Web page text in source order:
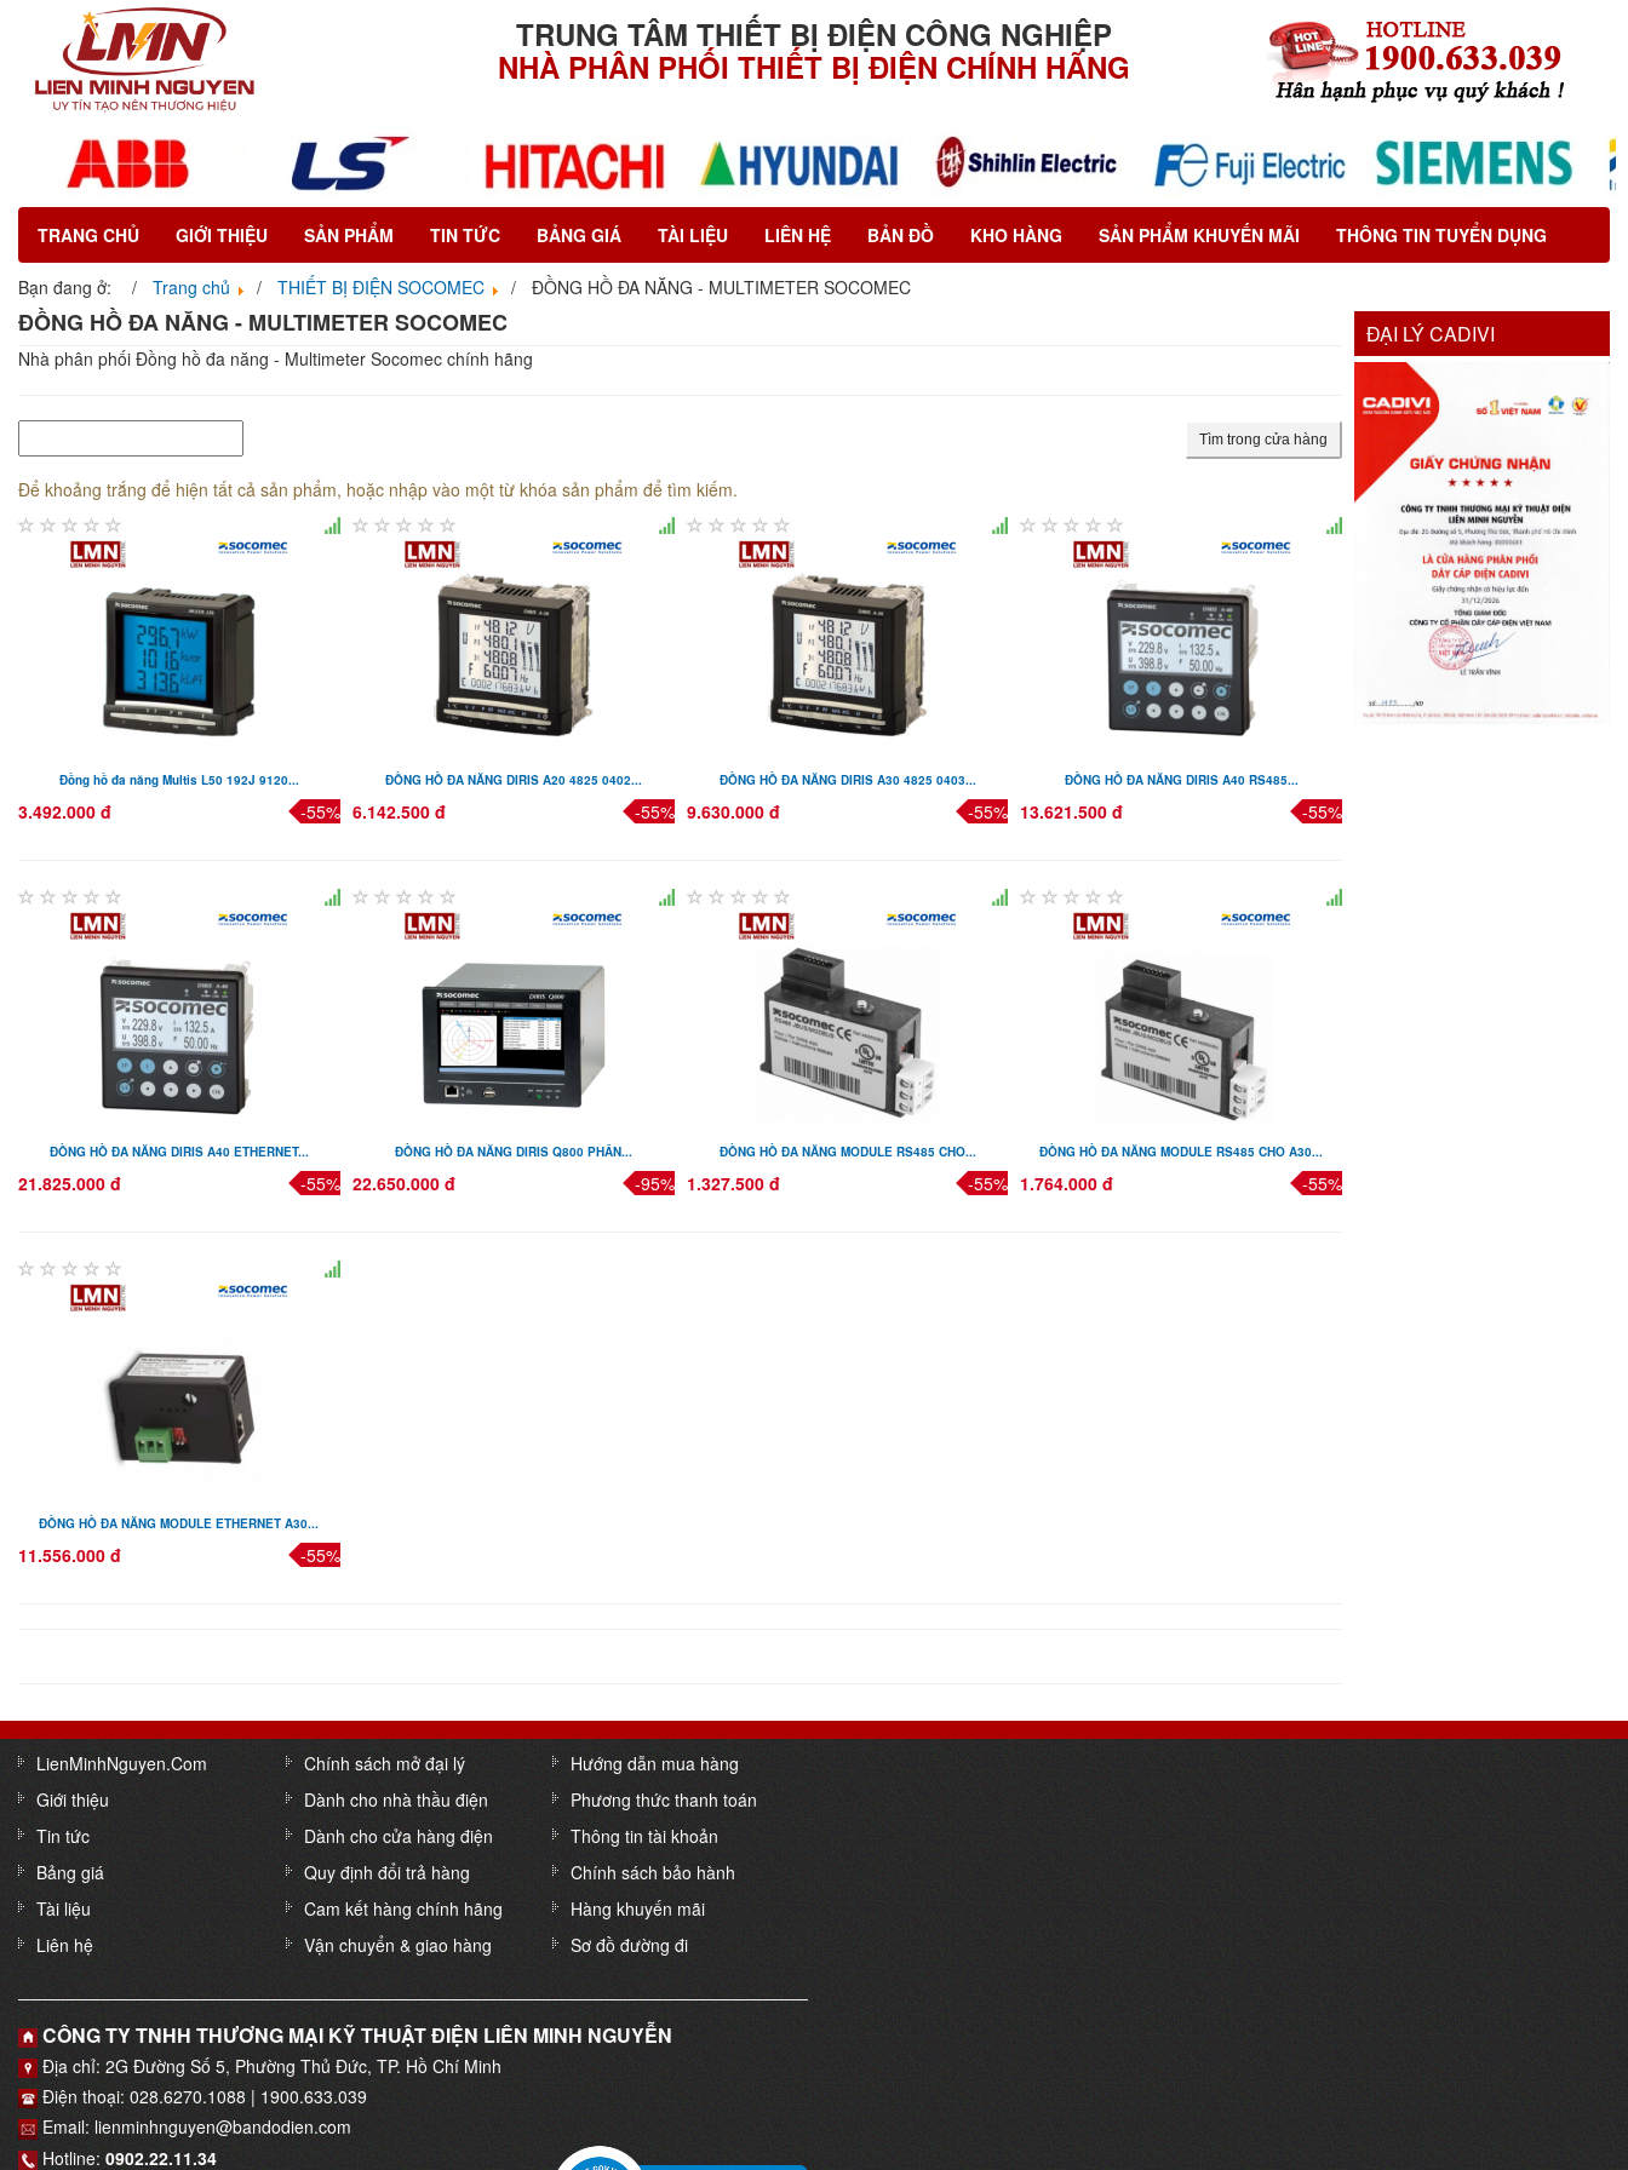
TRUNG TÂM THIẾT BỊ ĐIỆN CÔNG NGHIỆP
NHÀ PHÂN PHỐI THIẾT BỊ ĐIỆN CHÍNH HÃNG
TRANG CHỦ GIỚI THIỆU SẢN PHẨM TIN TỨC BẢNG GIÁ TÀI LIỆU LIÊN HỆ BẢN ĐỒ KHO HÀNG SẢN PHẨM KHUYẾN MÃI THÔNG TIN TUYỂN DỤNG
Bạn đang ở: Trang chủ THIẾT BỊ ĐIỆN SOCOMEC ĐỒNG HỒ ĐA NĂNG - MULTIMETER SOCOMEC
ĐỒNG HỒ ĐA NĂNG - MULTIMETER SOCOMEC
Nhà phân phối Đồng hồ đa năng - Multimeter Socomec chính hãng
Tìm trong cửa hàng
Để khoảng trắng để hiện tất cả sản phẩm, hoặc nhập vào một từ khóa sản phẩm để tìm kiếm.
Đồng hồ đa năng Multis L50 192J 9120...
3.492.000 đ -55%
ĐỒNG HỒ ĐA NĂNG DIRIS A20 4825 0402...
6.142.500 đ -55%
ĐỒNG HỒ ĐA NĂNG DIRIS A30 4825 0403...
9.630.000 đ -55%
ĐỒNG HỒ ĐA NĂNG DIRIS A40 RS485...
13.621.500 đ -55%
ĐỒNG HỒ ĐA NĂNG DIRIS A40 ETHERNET...
21.825.000 đ -55%
ĐỒNG HỒ ĐA NĂNG DIRIS Q800 PHÂN...
22.650.000 đ -95%
ĐỒNG HỒ ĐA NĂNG MODULE RS485 CHO...
1.327.500 đ -55%
ĐỒNG HỒ ĐA NĂNG MODULE RS485 CHO A30...
1.764.000 đ -55%
ĐỒNG HỒ ĐA NĂNG MODULE ETHERNET A30...
11.556.000 đ -55%
ĐẠI LÝ CADIVI
LienMinhNguyen.Com
Giới thiệu
Tin tức
Bảng giá
Tài liệu
Liên hệ
Chính sách mở đại lý
Dành cho nhà thầu điện
Dành cho cửa hàng điện
Quy định đổi trả hàng
Cam kết hàng chính hãng
Vận chuyển & giao hàng
Hướng dẫn mua hàng
Phương thức thanh toán
Thông tin tài khoản
Chính sách bảo hành
Hàng khuyến mãi
Sơ đồ đường đi
CÔNG TY TNHH THƯƠNG MẠI KỸ THUẬT ĐIỆN LIÊN MINH NGUYỄN
Địa chỉ: 2G Đường Số 5, Phường Thủ Đức, TP. Hồ Chí Minh
Điện thoại: 028.6270.1088 | 1900.633.039
Email: lienminhnguyen@bandodien.com
Hotline: 0902.22.11.34